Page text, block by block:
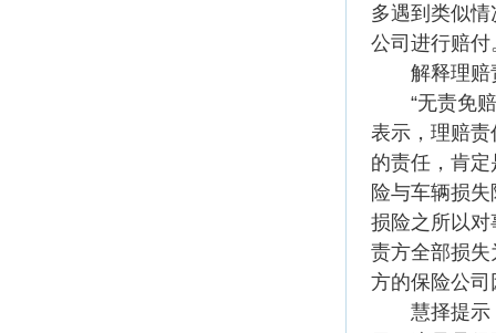
多遇到类似
公司进行赔付
解释理赔
“无责免赔”
表示，理赔
的责任，肯
险与车辆损
损险之所以
责方全部损
方的保险公
慧择提示：